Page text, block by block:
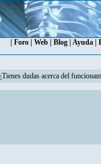
Foro Web Blog Ayuda
dudas acerca del